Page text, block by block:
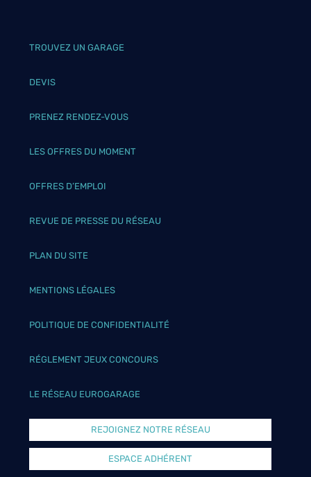
TROUVEZ UN GARAGE
DEVIS
PRENEZ RENDEZ-VOUS
LES OFFRES DU MOMENT
OFFRES D’EMPLOI
REVUE DE PRESSE DU RÉSEAU
PLAN DU SITE
MENTIONS LÉGALES
POLITIQUE DE CONFIDENTIALITÉ
RÉGLEMENT JEUX CONCOURS
LE RÉSEAU EUROGARAGE
REJOIGNEZ NOTRE RÉSEAU
ESPACE ADHÉRENT